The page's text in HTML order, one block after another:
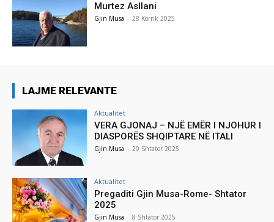
Murtez Asllani
Gjin Musa - 28 Korrik 2025
LAJME RELEVANTE
Aktualitet
VERA GJONAJ – NJË EMËR I NJOHUR I
DIASPORËS SHQIPTARE NË ITALI
Gjin Musa - 20 Shtator 2025
Aktualitet
Pregaditi Gjin Musa-Rome- Shtator
2025
Gjin Musa - 8 Shtator 2025